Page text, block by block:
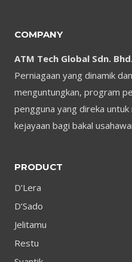
COMPANY
ATM Tech Global Sdn.
Perniagaan yang dinamik
menguntungkan, program
pengguna yang direka
kejayaan bagi bakal
PRODUCT
D’Lera
D’Sado
Jelitamu
Restu